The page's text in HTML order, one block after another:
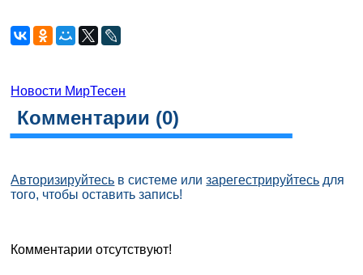
Новости МирТесен
Комментарии (0)
Авторизируйтесь в системе илизарегестрируйтесь для
того, чтобы оставить запись!
Комментарии отсутствуют!